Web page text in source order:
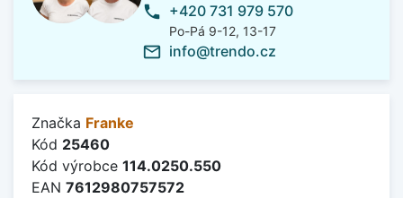
phone +420 731 979 570
Po-Pá 9-12, 13-17
mail_outline info@trendo.cz
Značka Franke
Kód 25460
Kód výrobce 114.0250.550
EAN 7612980757572